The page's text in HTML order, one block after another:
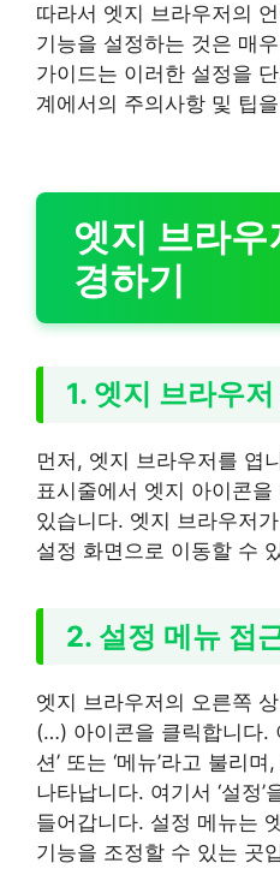
따라서 엣지 브라우저의
기능을 설정하는 것은 매
가이드는 이러한 설정을
계에서의 주의사항 및 팁
엣지 브라우
경하기
1. 엣지 브라우저
먼저, 엣지 브라우저를 엽
표시줄에서 엣지 아이콘
있습니다. 엣지 브라우저
설정 화면으로 이동할 수
2. 설정 메뉴 접
엣지 브라우저의 오른쪽
(…) 아이콘을 클릭합니다.
션’ 또는 ‘메뉴’라고 불리
나타납니다. 여기서 ‘설정
들어갑니다. 설정 메뉴는
기능을 조정할 수 있는 곳